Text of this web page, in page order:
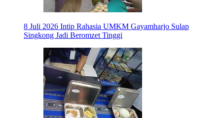
8 Juli 2026 Intip Rahasia UMKM Gayamharjo Sulap
Singkong Jadi Beromzet Tinggi